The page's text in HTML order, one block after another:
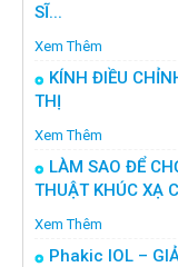
SĨ...
Xem Thêm
KÍNH ĐIỀU
THỊ
Xem Thêm
LÀM SAO ĐỂ
THUẬT KHÚC XẠ
Xem Thêm
Phakic IOL –